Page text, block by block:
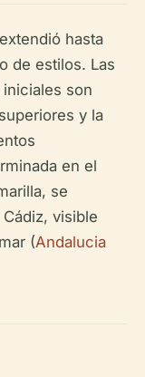
hasta
de estilos. Las
son
y la
en el
se
visible
(Andalucia